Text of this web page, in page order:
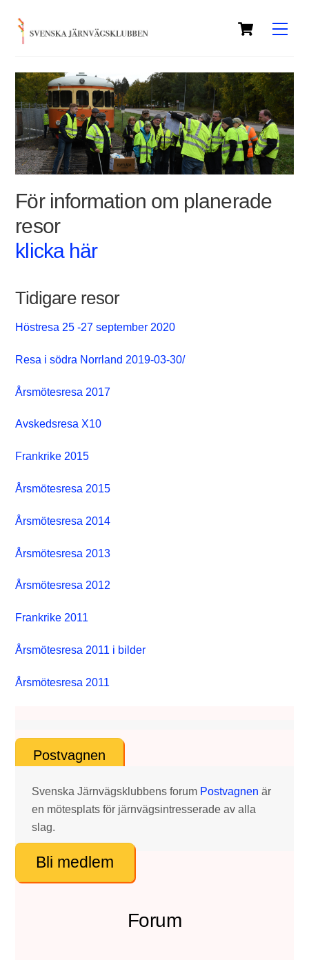
content
Cart
För information om planerade
resor
klicka här
Tidigare resor
Höstresa 25 -27 september 2020
Resa i södra Norrland 2019-03-30/
Årsmötesresa 2017
Avskedsresa X10
Frankrike 2015
Årsmötesresa 2015
Årsmötesresa 2014
Årsmötesresa 2013
Årsmötesresa 2012
Frankrike 2011
Årsmötesresa 2011 i bilder
Årsmötesresa 2011
Postvagnen
Svenska Järnvägsklubbens forum Postvagnen är
en mötesplats för järnvägsintresserade av alla
slag.
Bli medlem
Forum